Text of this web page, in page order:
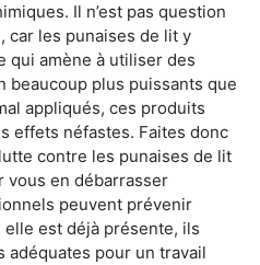
Il n’est pas question
car les punaises de lit y
qui amène à utiliser des
beaucoup plus puissants que
appliqués, ces produits
effets néfastes. Faites donc
contre les punaises de lit
vous en débarrasser
peuvent prévenir
est déjà présente, ils
adéquates pour un travail